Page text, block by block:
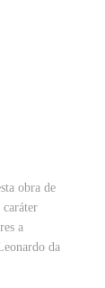
obra de
a
da